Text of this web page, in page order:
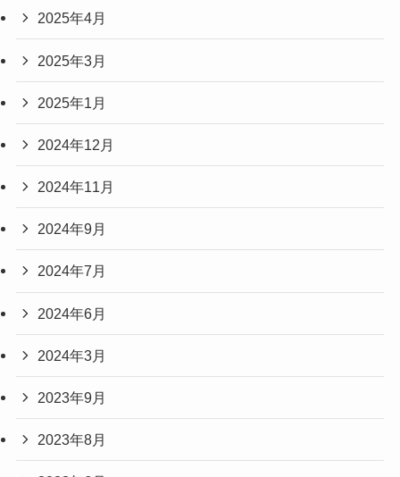
2025年4月
2025年3月
2025年1月
2024年12月
2024年11月
2024年9月
2024年7月
2024年6月
2024年3月
2023年9月
2023年8月